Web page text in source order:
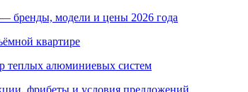
бренды, модели и цены 2026 года
квартире
теплых алюминиевых систем
фрибеты и условия предложений